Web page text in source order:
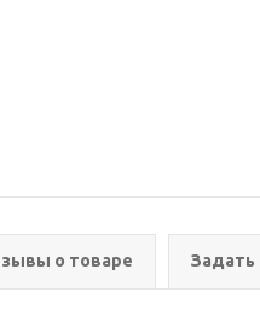
о товаре Задать